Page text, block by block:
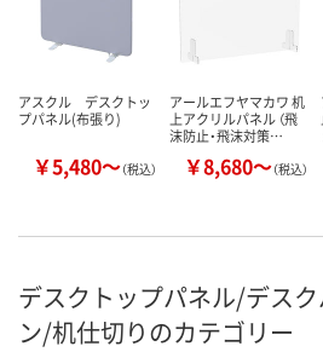
アスクル デスクトッ
プパネル(布張り)
￥5,480～（税込）
アールエフヤマカワ 机
上アクリルパネル （飛
沫防止・飛沫対策…
￥8,680～（税込）
デスクトップパネル/デス
ン/机仕切りのカテゴリー